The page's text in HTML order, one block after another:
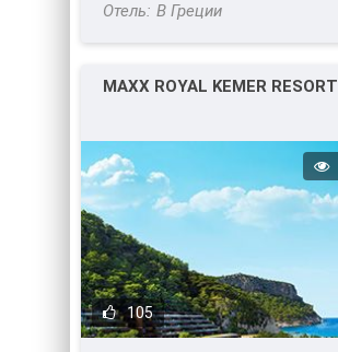
В Греции
MAXX ROYAL KEMER RESORT
105